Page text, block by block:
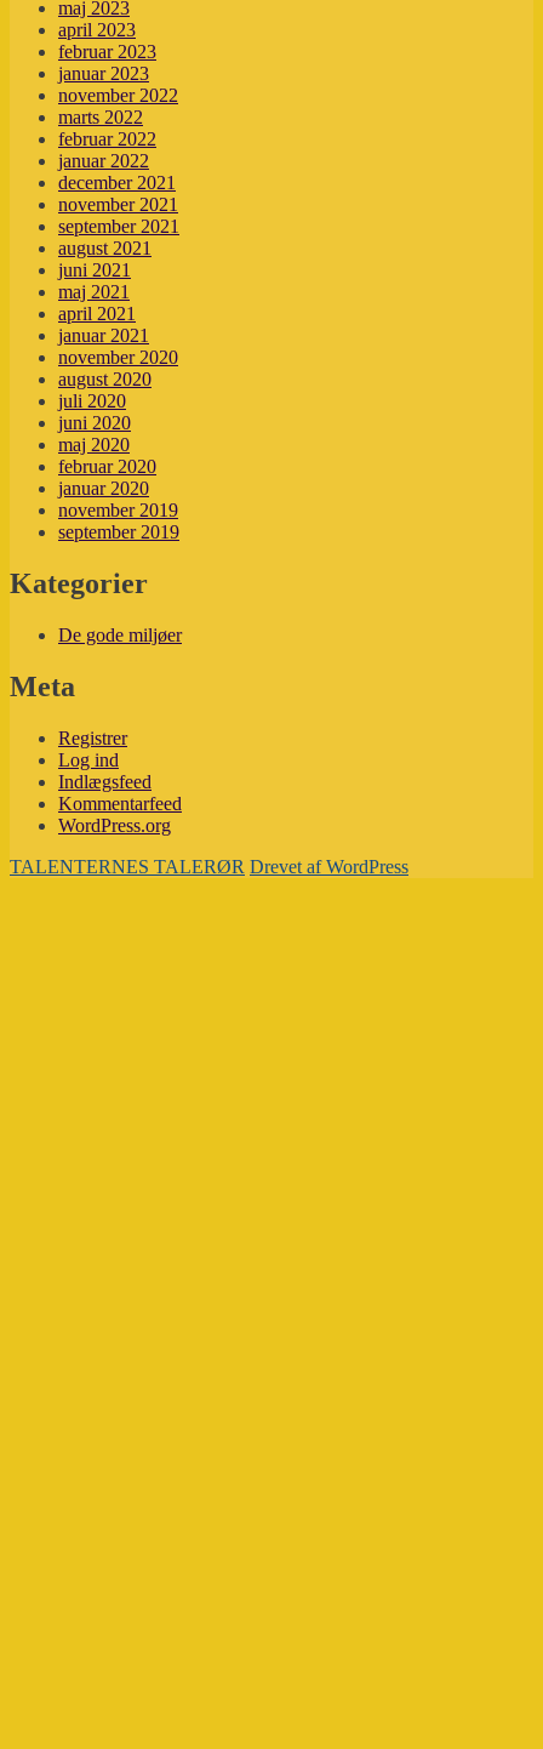
maj 2023
april 2023
februar 2023
januar 2023
november 2022
marts 2022
februar 2022
januar 2022
december 2021
november 2021
september 2021
august 2021
juni 2021
maj 2021
april 2021
januar 2021
november 2020
august 2020
juli 2020
juni 2020
maj 2020
februar 2020
januar 2020
november 2019
september 2019
Kategorier
De gode miljøer
Meta
Registrer
Log ind
Indlægsfeed
Kommentarfeed
WordPress.org
TALENTERNES TALERØR Drevet af WordPress